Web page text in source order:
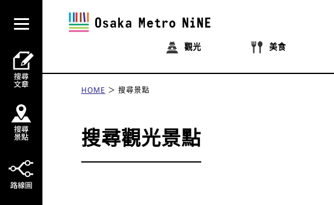
觀光 美食
HOME 搜尋景點
搜尋觀光景點